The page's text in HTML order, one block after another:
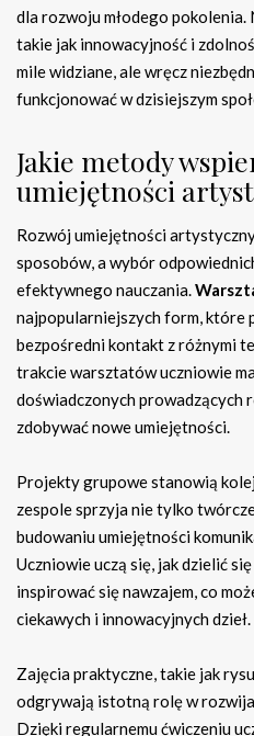
dla rozwoju młodego
takie jak innowacyjność i
mile widziane, ale wręcz
funkcjonować w dzisiejszym
Jakie metody
umiejętności
Rozwój umiejętności
sposobów, a wybór
efektywnego nauczania.
najpopularniejszych form, które
bezpośredni kontakt z różnymi
trakcie warsztatów uczniowie
doświadczonych prowadzących
zdobywać nowe umiejętności.
Projekty grupowe stanowią
zespole sprzyja nie tylko
budowaniu umiejętności
Uczniowie uczą się, jak dzielić
inspirować się nawzajem, co
ciekawych i innowacyjnych dzieł.
Zajęcia praktyczne, takie jak
odgrywają istotną rolę w
Dzięki regularnemu ćwiczeniu